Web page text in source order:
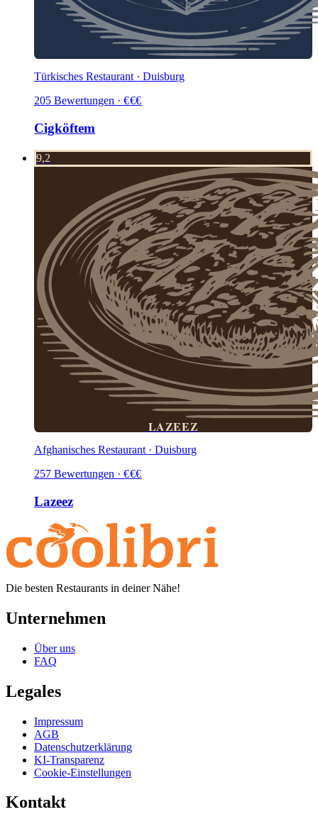
Türkisches Restaurant · Duisburg
205 Bewertungen · €€€
Cigköftem
9,2
LAZEEZ
Afghanisches Restaurant · Duisburg
257 Bewertungen · €€€
Lazeez
Die besten Restaurants in deiner Nähe!
Unternehmen
Über uns
FAQ
Legales
Impressum
AGB
Datenschutzerklärung
KI-Transparenz
Cookie-Einstellungen
Kontakt